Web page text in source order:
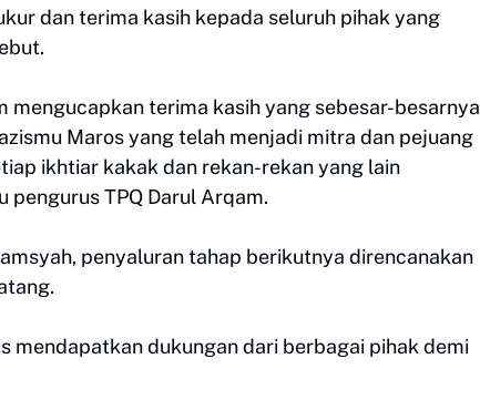
dan terima kasih kepada seluruh pihak yang
mengucapkan terima kasih yang sebesar-besarnya
Maros yang telah menjadi mitra dan pejuang
ikhtiar kakak dan rekan-rekan yang lain
pengurus TPQ Darul Arqam.
penyaluran tahap berikutnya direncanakan
dukungan dari berbagai pihak demi